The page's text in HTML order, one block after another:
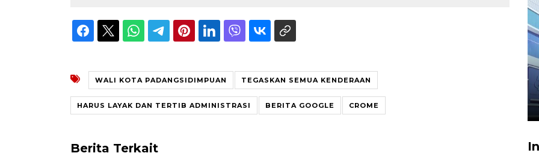
WALI KOTA PADANGSIDIMPUAN TEGASKAN SEMUA KENDERAAN
HARUS LAYAK DAN TERTIB ADMINISTRASI BERITA GOOGLE CROME
Berita Terkait
dokter tangani penyakit
jantung anak
23 Juli 2026 20:04